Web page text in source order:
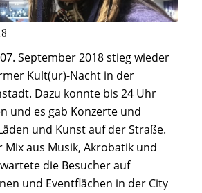
September 2018 stieg wieder
Kult(ur)-Nacht in der
Dazu konnte bis 24 Uhr
und es gab Konzerte und
und Kunst auf der Straße.
Mix aus Musik, Akrobatik und
die Besucher auf
und Eventflächen in der City